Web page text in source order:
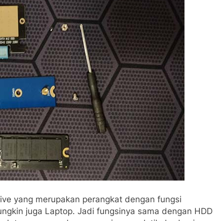
yang merupakan perangkat dengan fungsi
juga Laptop. Jadi fungsinya sama dengan HDD